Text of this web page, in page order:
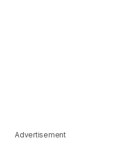
Advertisement